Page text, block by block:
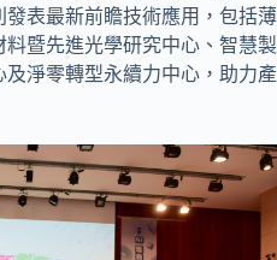
表最新前瞻技術應用，包括薄
暨先進光學研究中心、智慧製
淨零轉型永續力中心，助力產